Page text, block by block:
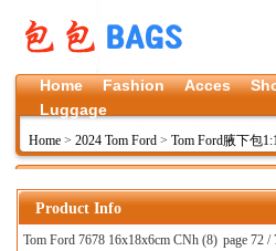
Home Fashion Acces
Luggage
Home > 2024 Tom Ford > Tom Ford腋下包
Product Info
Tom Ford 7678 16x18x6cm CNh (8) page 72 /